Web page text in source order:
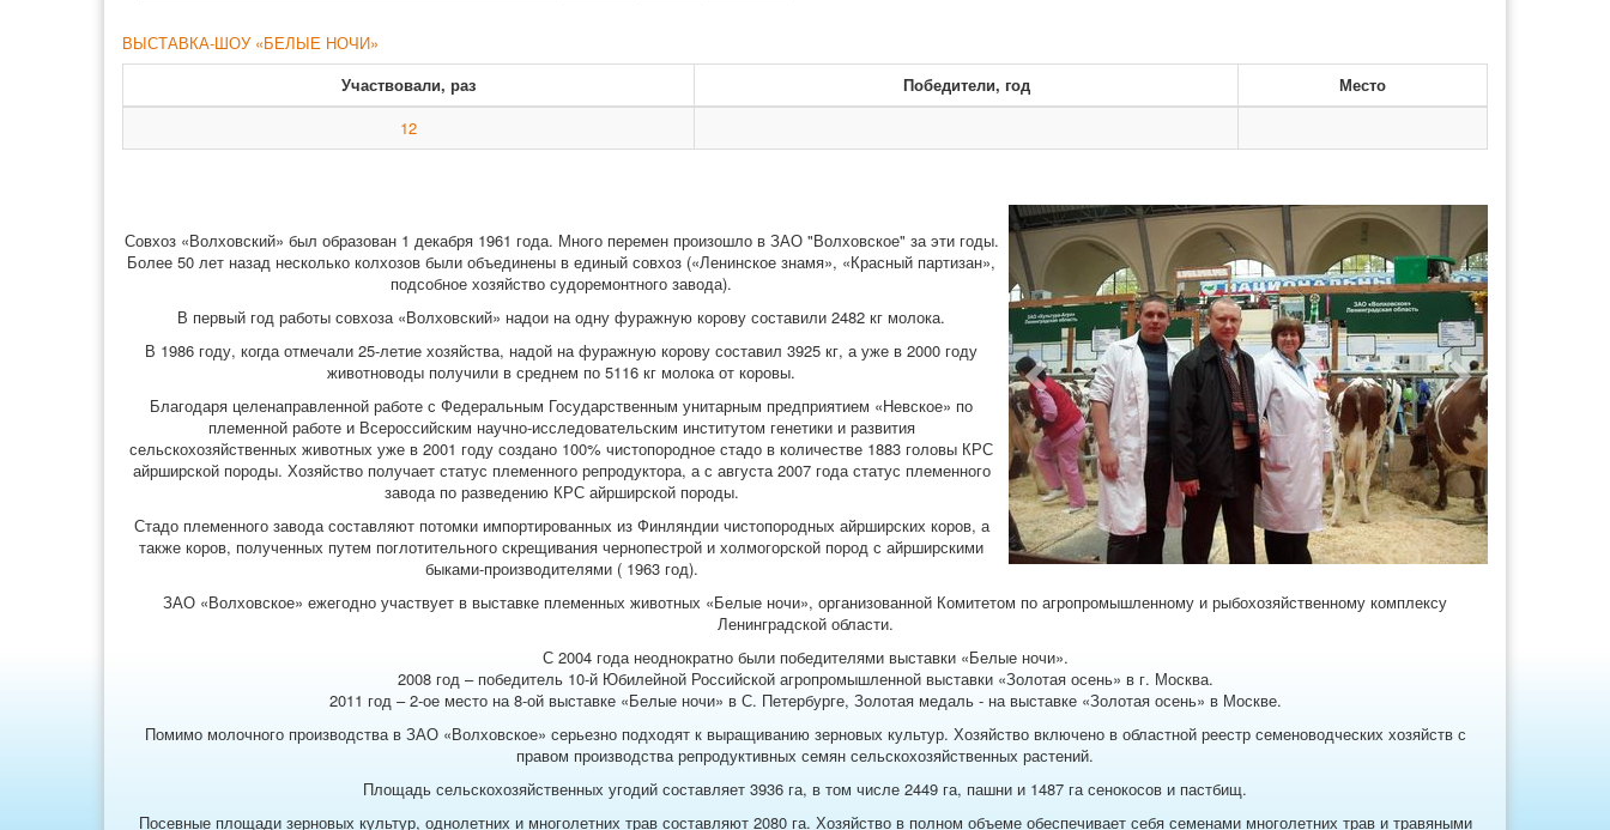
ВЫСТАВКА-ШОУ «БЕЛЫЕ НОЧИ»
Участвовали, раз
Победители, год
Место
12
Previous Next
Совхоз «Волховский» был образован 1 декабря 1961 года. Много перемен произошло в ЗАО "Волховское" за эти годы.
Более 50 лет назад несколько колхозов были объединены в единый совхоз («Ленинское знамя», «Красный партизан»,
подсобное хозяйство судоремонтного завода).
В первый год работы совхоза «Волховский» надои на одну фуражную корову составили 2482 кг молока.
В 1986 году, когда отмечали 25-летие хозяйства, надой на фуражную корову составил 3925 кг, а уже в 2000 году
животноводы получили в среднем по 5116 кг молока от коровы.
Благодаря целенаправленной работе с Федеральным Государственным унитарным предприятием «Невское» по
племенной работе и Всероссийским научно-исследовательским институтом генетики и развития
сельскохозяйственных животных уже в 2001 году создано 100% чистопородное стадо в количестве 1883 головы КРС
айрширской породы. Хозяйство получает статус племенного репродуктора, а с августа 2007 года статус племенного
завода по разведению КРС айрширской породы.
Стадо племенного завода составляют потомки импортированных из Финляндии чистопородных айрширских коров, а
также коров, полученных путем поглотительного скрещивания чернопестрой и холмогорской пород с айрширскими
быками-производителями ( 1963 год).
ЗАО «Волховское» ежегодно участвует в выставке племенных животных «Белые ночи», организованной Комитетом по агропромышленному и рыбохозяйственному комплексу
Ленинградской области.
С 2004 года неоднократно были победителями выставки «Белые ночи».
2008 год – победитель 10-й Юбилейной Российской агропромышленной выставки «Золотая осень» в г. Москва.
2011 год – 2-ое место на 8-ой выставке «Белые ночи» в С. Петербурге, Золотая медаль - на выставке «Золотая осень» в Москве.
Помимо молочного производства в ЗАО «Волховское» серьезно подходят к выращиванию зерновых культур. Хозяйство включено в областной реестр семеноводческих хозяйств с
правом производства репродуктивных семян сельскохозяйственных растений.
Площадь сельскохозяйственных угодий составляет 3936 га, в том числе 2449 га, пашни и 1487 га сенокосов и пастбищ.
Посевные площади зерновых культур, однолетних и многолетних трав составляют 2080 га. Хозяйство в полном объеме обеспечивает себя семенами многолетних трав и травяными